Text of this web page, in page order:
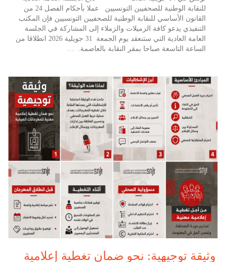
للنقابة الوطنية للصحفيين التونسيين عملا بأحكام الفصل 24 من
القانون الأساسي للنقابة الوطنية للصحفيين التونسيين فإن المكتب
التنفيذي يدعو كافة الزميلات والزملاء إلى المشاركة في الجلسة
العامة العادية التي ستنعقد يوم الجمعة 31 جويلية 2026 انطلاقا من
الساعة التاسعة صباحا بمقر النقابة بالعاصمة. …
وثيقة توجيهية: نحو ضمان تغطية إعلامية